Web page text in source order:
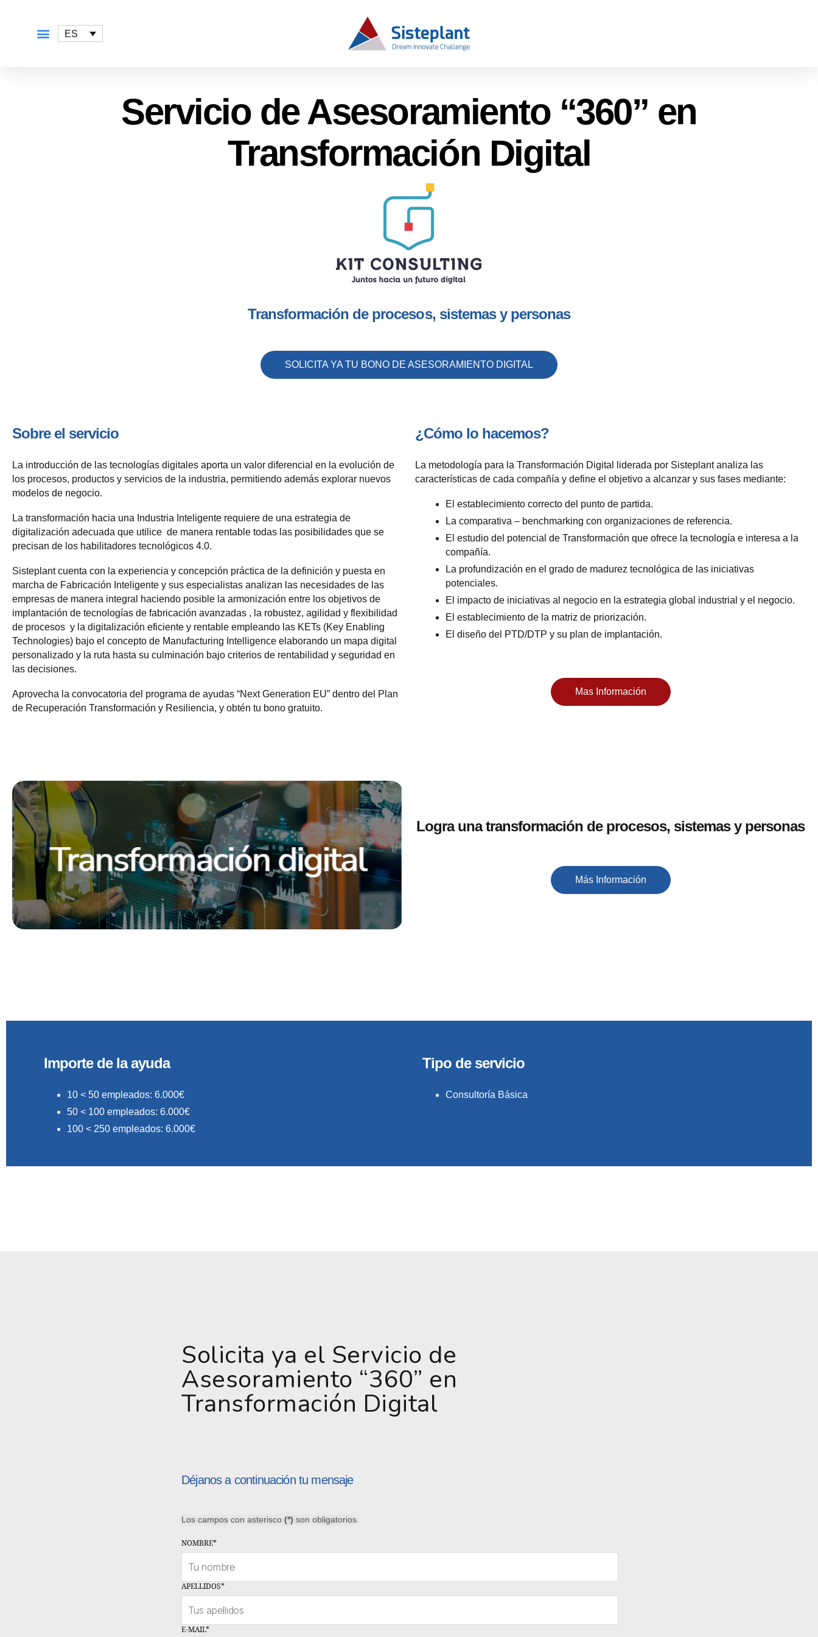
ES
Servicio de Asesoramiento “360” en
Transformación Digital
Transformación de procesos, sistemas y personas
SOLICITA YA TU BONO DE ASESORAMIENTO DIGITAL
Sobre el servicio
La introducción de las tecnologías digitales aporta un valor diferencial en la evolución de
los procesos, productos y servicios de la industria, permitiendo además explorar nuevos
modelos de negocio.
La transformación hacia una Industria Inteligente requiere de una estrategia de
digitalización adecuada que utilice de manera rentable todas las posibilidades que se
precisan de los habilitadores tecnológicos 4.0.
Sisteplant cuenta con la experiencia y concepción práctica de la definición y puesta en
marcha de Fabricación Inteligente y sus especialistas analizan las necesidades de las
empresas de manera integral haciendo posible la armonización entre los objetivos de
implantación de tecnologías de fabricación avanzadas , la robustez, agilidad y flexibilidad
de procesos y la digitalización eficiente y rentable empleando las KETs (Key Enabling
Technologies) bajo el concepto de Manufacturing Intelligence elaborando un mapa digital
personalizado y la ruta hasta su culminación bajo criterios de rentabilidad y seguridad en
las decisiones.
Aprovecha la convocatoria del programa de ayudas “Next Generation EU” dentro del Plan
de Recuperación Transformación y Resiliencia, y obtén tu bono gratuito.
¿Cómo lo hacemos?
La metodología para la Transformación Digital liderada por Sisteplant analiza las
características de cada compañía y define el objetivo a alcanzar y sus fases mediante:
El establecimiento correcto del punto de partida.
La comparativa – benchmarking con organizaciones de referencia.
El estudio del potencial de Transformación que ofrece la tecnología e interesa a la
compañía.
La profundización en el grado de madurez tecnológica de las iniciativas
potenciales.
El impacto de iniciativas al negocio en la estrategia global industrial y el negocio.
El establecimiento de la matriz de priorización.
El diseño del PTD/DTP y su plan de implantación.
Mas Información
Logra una transformación de procesos, sistemas y personas
Más Información
Importe de la ayuda
10 < 50 empleados: 6.000€
50 < 100 empleados: 6.000€
100 < 250 empleados: 6.000€
Tipo de servicio
Consultoría Básica
Solicita ya el Servicio de
Asesoramiento “360” en
Transformación Digital
Déjanos a continuación tu mensaje
Los campos con asterisco (*) son obligatorios.
NOMBRE*
APELLIDOS*
E-MAIL*